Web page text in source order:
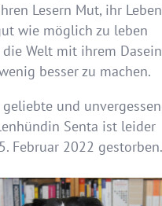
Lesern Mut, ihr Leben
wie möglich zu leben
Welt mit ihrem Dasein
besser zu machen.
geliebte und
Senta ist leider
Februar 2022 gestorben.